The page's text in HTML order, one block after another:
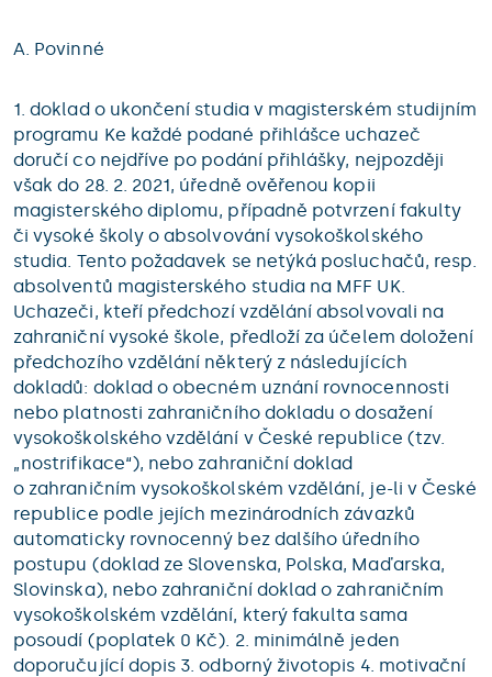
A. Povinné
1. doklad o ukončení studia v magisterském studijním
programu Ke každé podané přihlášce uchazeč
doručí co nejdříve po podání přihlášky, nejpozději
však do 28. 2. 2021, úředně ověřenou kopii
magisterského diplomu, případně potvrzení fakulty
či vysoké školy o absolvování vysokoškolského
studia. Tento požadavek se netýká posluchačů, resp.
absolventů magisterského studia na MFF UK.
Uchazeči, kteří předchozí vzdělání absolvovali na
zahraniční vysoké škole, předloží za účelem doložení
předchozího vzdělání některý z následujících
dokladů: doklad o obecném uznání rovnocennosti
nebo platnosti zahraničního dokladu o dosažení
vysokoškolského vzdělání v České republice (tzv.
„nostrifikace“), nebo zahraniční doklad
o zahraničním vysokoškolském vzdělání, je-li v České
republice podle jejích mezinárodních závazků
automaticky rovnocenný bez dalšího úředního
postupu (doklad ze Slovenska, Polska, Maďarska,
Slovinska), nebo zahraniční doklad o zahraničním
vysokoškolském vzdělání, který fakulta sama
posoudí (poplatek 0 Kč). 2. minimálně jeden
doporučující dopis 3. odborný životopis 4. motivační